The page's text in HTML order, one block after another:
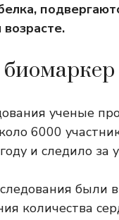
ученые
6000
и следило за
были
количества